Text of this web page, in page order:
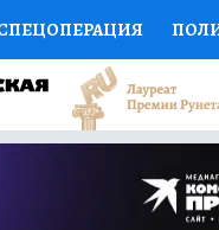
НАУКА СПОРТ
ДОКТОР
ПРОГНОЗЫ НА СПОРТ